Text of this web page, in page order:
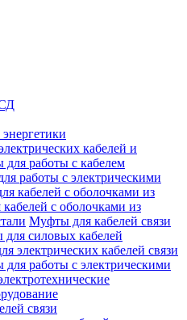
кабелей и
работы с кабелем
работы с электрическими
кабелей с оболочками из
с оболочками из
Муфты для кабелей связи
силовых кабелей
электрических кабелей связи
работы с электрическими
связи